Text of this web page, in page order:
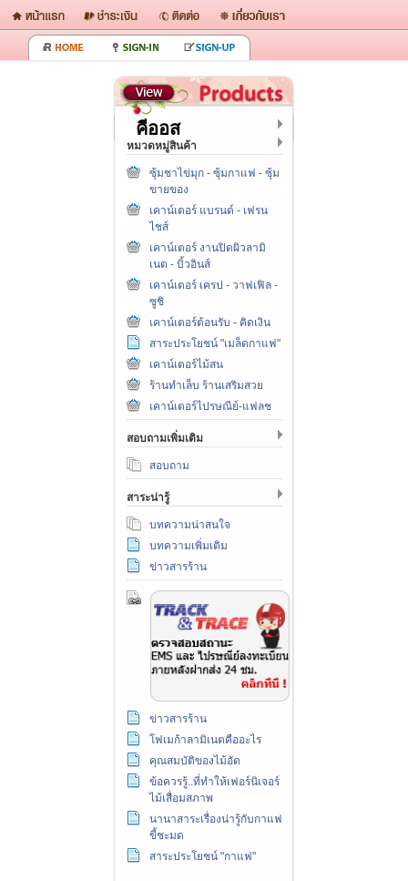
คีออส
หมวดหมู่สินค้า
ซุ้มชาไข่มุก - ซุ้มกาแฟ - ซุ้ม
ขายของ
เคาน์เตอร์ แบรนด์ - เฟรน
ไชส์
เคาน์เตอร์ งานปิดผิวลามิ
เนต - บิ้วอินส์
เคาน์เตอร์ เครป - วาฟเฟิล -
ซูชิ
เคาน์เตอร์ต้อนรับ - คิดเงิน
สาระประโยชน์ "เมล็ดกาแฟ"
เคาน์เตอร์ไม้สน
ร้านทำเล็บ ร้านเสริมสวย
เคาน์เตอร์ไปรษณีย์-แฟลช
สอบถามเพิ่มเติม
สอบถาม
สาระน่ารู้
บทความน่าสนใจ
บทความเพิ่มเติม
ข่าวสารร้าน
ข่าวสารร้าน
โฟเมก้าลามิเนตคืออะไร
คุณสมบัติของไม้อัด
ข้อควรรู้..ที่ทำให้เฟอร์นิเจอร์
ไม้เสื่อมสภาพ
นานาสาระเรื่องน่ารู้กับกาแฟ
ขี้ชะมด
สาระประโยชน์ "กาแฟ"